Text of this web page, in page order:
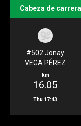
Cabeza de carrera
#502 Jonay
VEGA PÉREZ
km
16.05
Thu 17:43